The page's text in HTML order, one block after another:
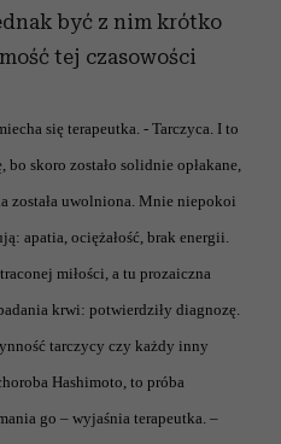
być z nim krótko
tej czasowości
się terapeutka. - Tarczyca. I to
bo skoro zostało solidnie opłakane,
została uwolniona. Mnie niepokoi
apatia, ociężałość, brak energii.
miłości, a tu prozaiczna
krwi: potwierdziły diagnozę.
tarczycy czy każdy inny
Hashimoto, to próba
go – wyjaśnia terapeutka. –